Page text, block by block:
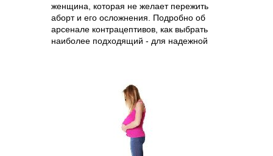
женщина, которая не желает пережить
аборт и его осложнения. Подробно об
арсенале контрацептивов, как выбрать
наиболее подходящий - для надежной